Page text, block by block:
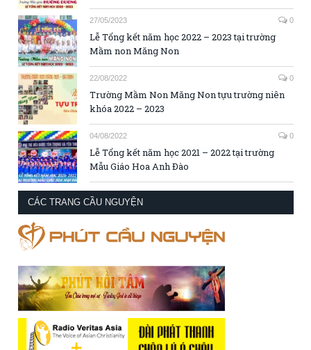
27/05/2023 0
Lễ Tổng kết năm học 2022 – 2023 tại trường
Mầm non Măng Non
22/08/2022 0
Trường Mầm Non Măng Non tựu trường niên
khóa 2022 – 2023
04/08/2022 0
Lễ Tổng kết năm học 2021 – 2022 tại trường
Mẫu Giáo Hoa Anh Đào
CÁC TRANG CẦU NGUYỆN